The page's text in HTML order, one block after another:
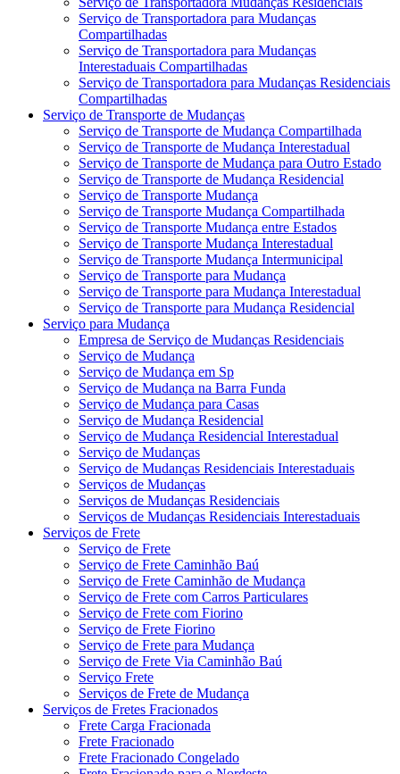
Serviço de Transportadora para Mudanças
Compartilhadas
Serviço de Transportadora para Mudanças
Interestaduais Compartilhadas
Serviço de Transportadora para Mudanças Residenciais
Compartilhadas
Serviço de Transporte de Mudanças
Serviço de Transporte de Mudança Compartilhada
Serviço de Transporte de Mudança Interestadual
Serviço de Transporte de Mudança para Outro Estado
Serviço de Transporte de Mudança Residencial
Serviço de Transporte Mudança
Serviço de Transporte Mudança Compartilhada
Serviço de Transporte Mudança entre Estados
Serviço de Transporte Mudança Interestadual
Serviço de Transporte Mudança Intermunicipal
Serviço de Transporte para Mudança
Serviço de Transporte para Mudança Interestadual
Serviço de Transporte para Mudança Residencial
Serviço para Mudança
Empresa de Serviço de Mudanças Residenciais
Serviço de Mudança
Serviço de Mudança em Sp
Serviço de Mudança na Barra Funda
Serviço de Mudança para Casas
Serviço de Mudança Residencial
Serviço de Mudança Residencial Interestadual
Serviço de Mudanças
Serviço de Mudanças Residenciais Interestaduais
Serviços de Mudanças
Serviços de Mudanças Residenciais
Serviços de Mudanças Residenciais Interestaduais
Serviços de Frete
Serviço de Frete
Serviço de Frete Caminhão Baú
Serviço de Frete Caminhão de Mudança
Serviço de Frete com Carros Particulares
Serviço de Frete com Fiorino
Serviço de Frete Fiorino
Serviço de Frete para Mudança
Serviço de Frete Via Caminhão Baú
Serviço Frete
Serviços de Frete de Mudança
Serviços de Fretes Fracionados
Frete Carga Fracionada
Frete Fracionado
Frete Fracionado Congelado